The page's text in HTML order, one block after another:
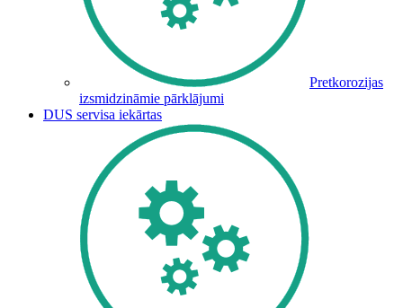
Pretkorozijas
izsmidzināmie pārklājumi
DUS servisa iekārtas